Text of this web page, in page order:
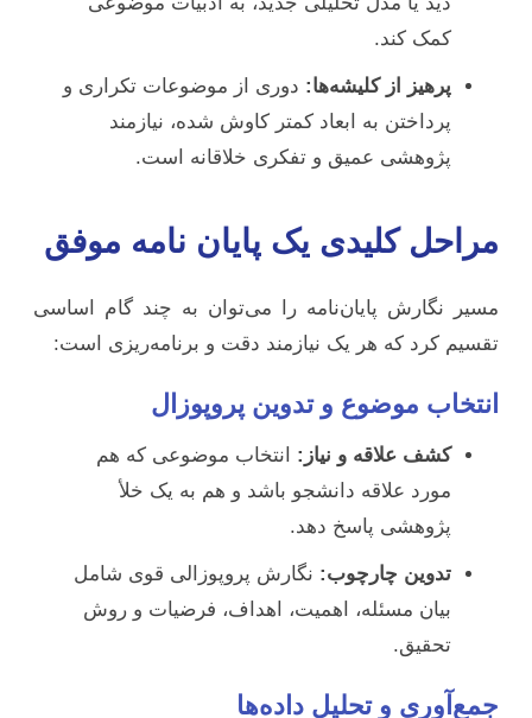
کمک کند.
پرهیز از کلیشه‌ها: دوری از موضوعات تکراری و
پرداختن به ابعاد کمتر کاوش شده، نیازمند
پژوهشی عمیق و تفکری خلاقانه است.
مراحل کلیدی یک پایان نامه موفق
مسیر نگارش پایان‌نامه را می‌توان به چند گام اساسی
تقسیم کرد که هر یک نیازمند دقت و برنامه‌ریزی است:
انتخاب موضوع و تدوین پروپوزال
کشف علاقه و نیاز: انتخاب موضوعی که هم
مورد علاقه دانشجو باشد و هم به یک خلأ
پژوهشی پاسخ دهد.
تدوین چارچوب: نگارش پروپوزالی قوی شامل
بیان مسئله، اهمیت، اهداف، فرضیات و روش
تحقیق.
جمع‌آوری و تحلیل داده‌ها